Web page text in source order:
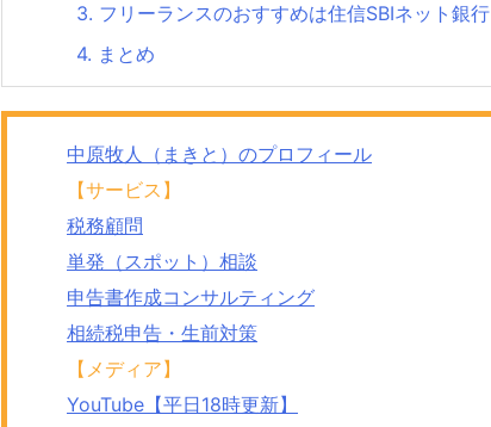
3. フリーランスのおすすめは住信SBIネット銀行
4. まとめ
中原牧人（まきと）のプロフィール
【サービス】
税務顧問
単発（スポット）相談
申告書作成コンサルティング
相続税申告・生前対策
【メディア】
YouTube【平日18時更新】